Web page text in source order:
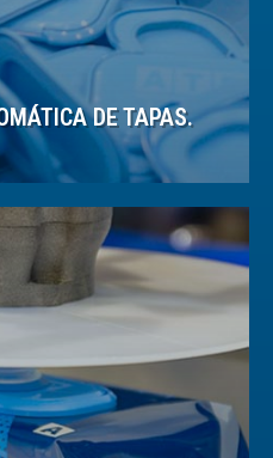
DE TAPAS.